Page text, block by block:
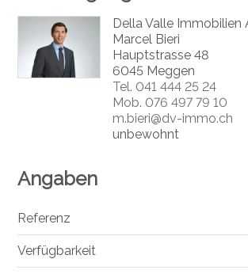
Della Valle Immobilien
Marcel Bieri
Hauptstrasse 48
6045 Meggen
Tel. 041 444 25 24
Mob. 076 497 79 10
m.bieri@dv-immo.ch
unbewohnt
Angaben
Referenz
Verfügbarkeit